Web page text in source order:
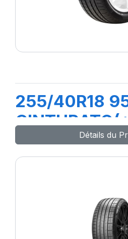
255/40R18
Détails du